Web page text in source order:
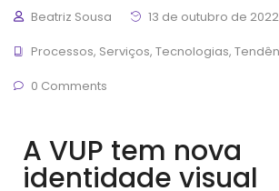
Beatriz Sousa
13 de outubro de 2022
Processos, Serviços, Tecnologias,
0 Comments
A VUP tem nova
identidade visual